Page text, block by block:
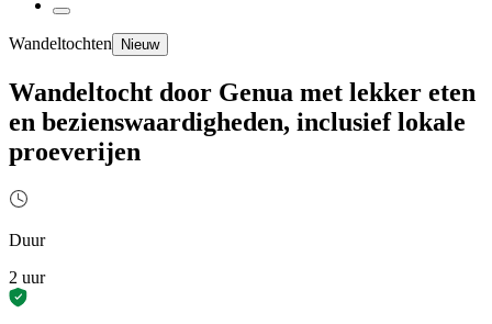
Wandeltochten Nieuw
Wandeltocht door Genua met lekker eten
en bezienswaardigheden, inclusief lokale
proeverijen
Duur
2 uur